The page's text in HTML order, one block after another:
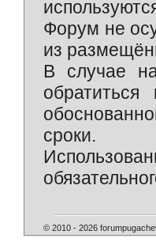
Форум не
из
В случае
сроки.
© 2010 - 2026